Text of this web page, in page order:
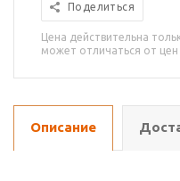
Поделиться
Цена действительна
может отличаться от
Описание